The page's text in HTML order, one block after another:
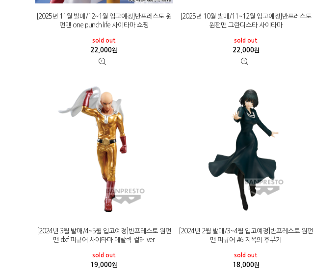
[2025년 11월 발매/12~1월 입고예정]반프레스토 원
펀맨 one punch life 사이타마 쇼핑
sold out
22,000원
[2025년 10월 발매/11~12월 입고예정]반프레스토
원펀맨 그란디스타 사이타마
sold out
22,000원
[2024년 3월 발매/4~5월 입고예정]반프레스토 원펀
맨 dxf 피규어 사이타마 메탈릭 컬러 ver
sold out
19,000원
[2024년 2월 발매/3~4월 입고예정]반프레스토 원펀
맨 피규어 #6 지옥의 후부키
sold out
18,000원